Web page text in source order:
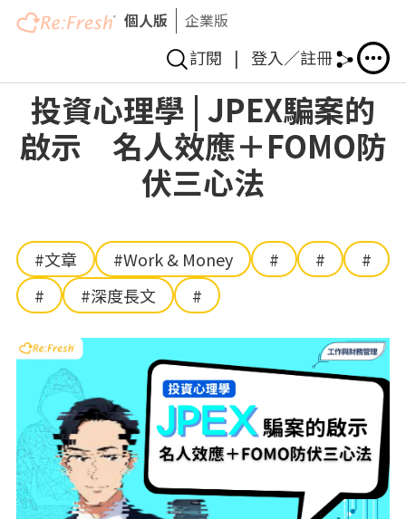
Skip
main
content
個人版 企業版
訂閱 | 登入／註冊
投資心理學 | JPEX騙案的
啟示 名人效應＋FOMO防
伏三心法
#文章 #Work & Money # #
#
#
#深度長文 #